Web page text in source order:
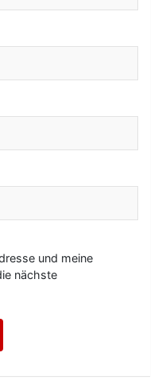
und meine
nächste